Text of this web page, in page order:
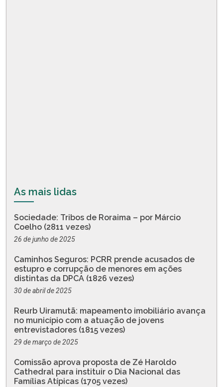
As mais lidas
Sociedade: Tribos de Roraima – por Márcio
Coelho (2811 vezes)
26 de junho de 2025
Caminhos Seguros: PCRR prende acusados de
estupro e corrupção de menores em ações
distintas da DPCA (1826 vezes)
30 de abril de 2025
Reurb Uiramutã: mapeamento imobiliário avança
no município com a atuação de jovens
entrevistadores (1815 vezes)
29 de março de 2025
Comissão aprova proposta de Zé Haroldo
Cathedral para instituir o Dia Nacional das
Famílias Atípicas (1705 vezes)